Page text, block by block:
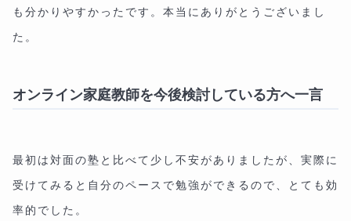
も分かりやすかったです。本当にありがとうございまし
た。
オンライン家庭教師を今後検討している方へ一言
最初は対面の塾と比べて少し不安がありましたが、実際に
受けてみると自分のペースで勉強ができるので、とても効
率的でした。